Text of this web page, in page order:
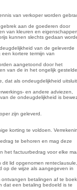
van verkoper worden
aan de goederen door
van kleuren en
kunnen slechts gedaan
van de geleverde
kortere termijn van
aangetoond door het
van de in het ongelijk gestelde
dat als ondeugdelijkheid
en andere adviezen,
de ondeugdelijkheid is
zijn geleverd.
korting te voldoen.
te behoren en mag deze
het factuurbedrag voor elke
dit lid opgenomen
op de wijze als aangegeven in
ontvangen betalingen af te
dat een betaling bedoeld is te